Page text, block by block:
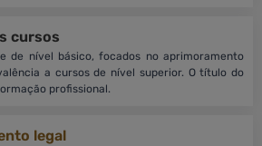
cursos
de nível básico, focados no aprimoramento
a cursos de nível superior. O título do
profissional.
legal